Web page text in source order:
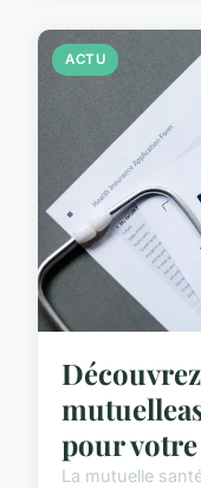
ACTU
pour
La mutuelle